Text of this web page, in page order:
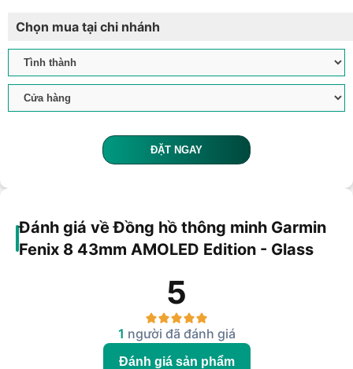
Chọn mua tại chi nhánh
ĐẶT NGAY
Đánh giá về Đồng hồ thông minh Garmin
Fenix 8 43mm AMOLED Edition - Glass
5
1 người đã đánh giá
Đánh giá sản phẩm